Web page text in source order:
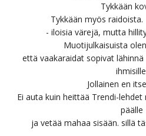
Tykkään
Tykkään myös
- iloisia värejä, mutta
Muotijulkaisuista
että vaakaraidat sopivat
Jollainen en
Ei auta kuin heittää Trendi-
päälle
ja vetää mahaa sisään. sillä